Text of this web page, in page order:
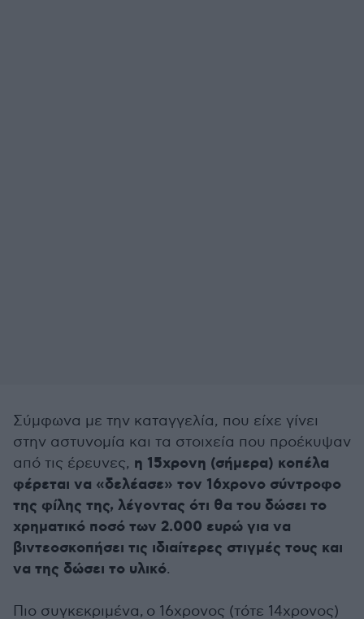
Σύμφωνα με την καταγγελία, που είχε γίνει
στην αστυνομία και τα στοιχεία που προέκυψαν
από τις έρευνες, η 15χρονη (σήμερα) κοπέλα
φέρεται να «δελέασε» τον 16χρονο σύντροφο
της φίλης της, λέγοντας ότι θα του δώσει το
χρηματικό ποσό των 2.000 ευρώ για να
βιντεοσκοπήσει τις ιδιαίτερες στιγμές τους και
να της δώσει το υλικό.
Πιο συγκεκριμένα, ο 16χρονος (τότε 14χρονος)